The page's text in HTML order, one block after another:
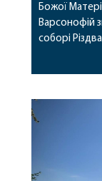
Божої
Варсонофій
соборі
Його
священному
особливі